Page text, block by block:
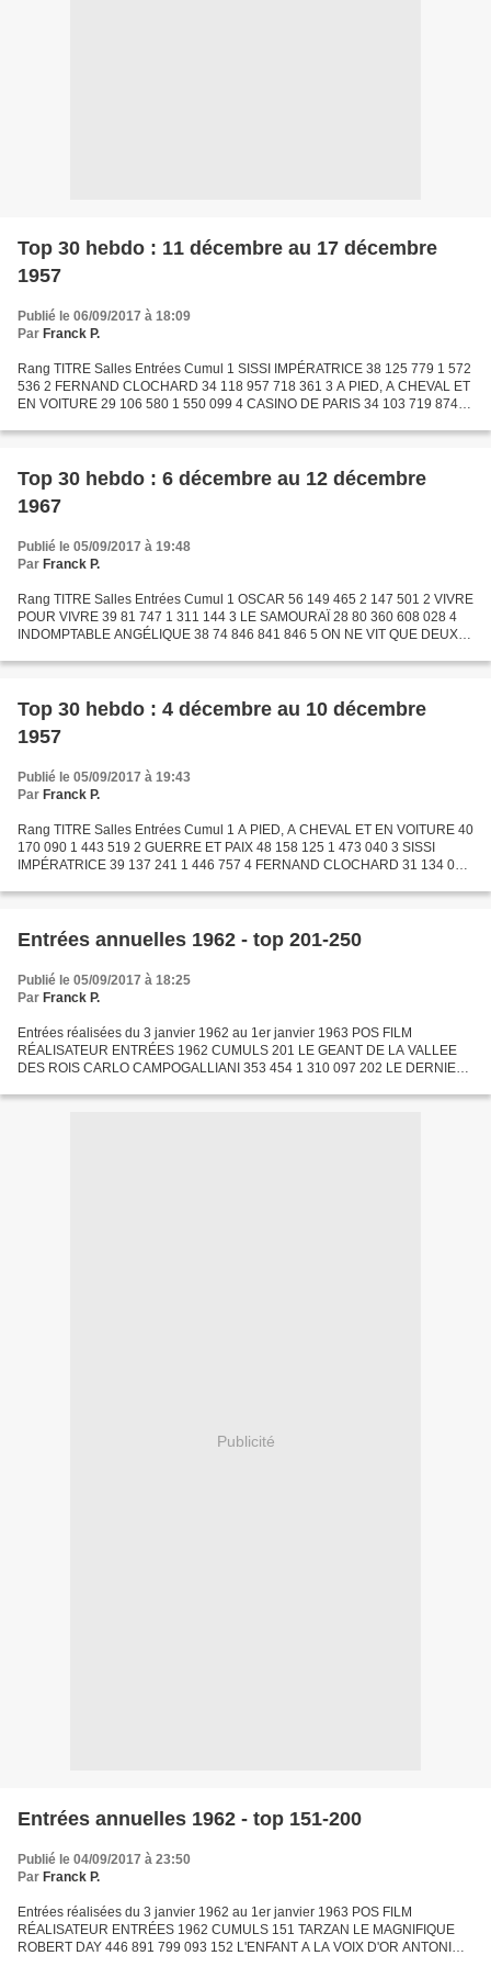
Top 30 hebdo : 11 décembre au 17 décembre
1957
Publié le 06/09/2017 à 18:09
Par Franck P.
Rang TITRE Salles Entrées Cumul 1 SISSI IMPÉRATRICE 38 125 779 1 572
536 2 FERNAND CLOCHARD 34 118 957 718 361 3 A PIED, A CHEVAL ET
EN VOITURE 29 106 580 1 550 099 4 CASINO DE PARIS 34 103 719 874
Top 30 hebdo : 6 décembre au 12 décembre
1967
Publié le 05/09/2017 à 19:48
Par Franck P.
Rang TITRE Salles Entrées Cumul 1 OSCAR 56 149 465 2 147 501 2 VIVRE
POUR VIVRE 39 81 747 1 311 144 3 LE SAMOURAÏ 28 80 360 608 028 4
INDOMPTABLE ANGÉLIQUE 38 74 846 841 846 5 ON NE VIT QUE DEUX
Top 30 hebdo : 4 décembre au 10 décembre
1957
Publié le 05/09/2017 à 19:43
Par Franck P.
Rang TITRE Salles Entrées Cumul 1 A PIED, A CHEVAL ET EN VOITURE 40
170 090 1 443 519 2 GUERRE ET PAIX 48 158 125 1 473 040 3 SISSI
IMPÉRATRICE 39 137 241 1 446 757 4 FERNAND CLOCHARD 31 134 093
Entrées annuelles 1962 - top 201-250
Publié le 05/09/2017 à 18:25
Par Franck P.
Entrées réalisées du 3 janvier 1962 au 1er janvier 1963 POS FILM
RÉALISATEUR ENTRÉES 1962 CUMULS 201 LE GEANT DE LA VALLEE
DES ROIS CARLO CAMPOGALLIANI 353 454 1 310 097 202 LE DERNIER
D'EDEN ELIA...
Publicité
Entrées annuelles 1962 - top 151-200
Publié le 04/09/2017 à 23:50
Par Franck P.
Entrées réalisées du 3 janvier 1962 au 1er janvier 1963 POS FILM
RÉALISATEUR ENTRÉES 1962 CUMULS 151 TARZAN LE MAGNIFIQUE
ROBERT DAY 446 891 799 093 152 L'ENFANT A LA VOIX D'OR ANTONIO